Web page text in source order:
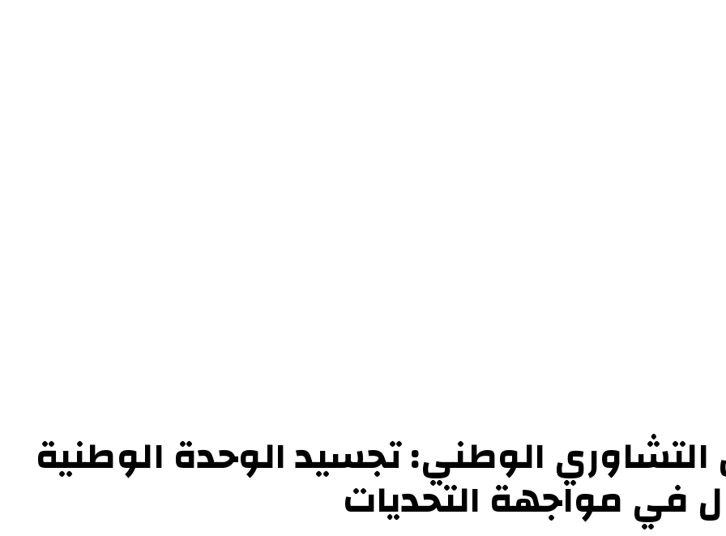
التشاوري الوطني: تجسيد الوحدة الوطنية
في مواجهة التحديات